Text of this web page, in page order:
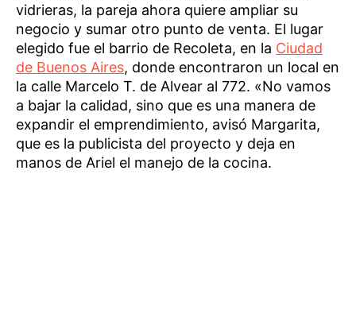
vidrieras, la pareja ahora quiere ampliar su
negocio y sumar otro punto de venta. El lugar
elegido fue el barrio de Recoleta, en la Ciudad
de Buenos Aires, donde encontraron un local en
la calle Marcelo T. de Alvear al 772. «No vamos
a bajar la calidad, sino que es una manera de
expandir el emprendimiento, avisó Margarita,
que es la publicista del proyecto y deja en
manos de Ariel el manejo de la cocina.